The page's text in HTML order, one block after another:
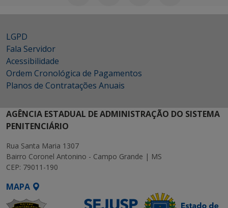
LGPD
Fala Servidor
Acessibilidade
Ordem Cronológica de Pagamentos
Planos de Contratações Anuais
AGÊNCIA ESTADUAL DE ADMINISTRAÇÃO DO SISTEMA
PENITENCIÁRIO
Rua Santa Maria 1307
Bairro Coronel Antonino - Campo Grande | MS
CEP: 79011-190
MAPA